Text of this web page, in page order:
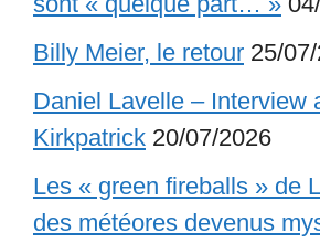
Billy Meier, le retour 25/
Daniel Lavelle – Interview
Kirkpatrick 20/07/2026
Les « green fireballs » de
des météores devenus